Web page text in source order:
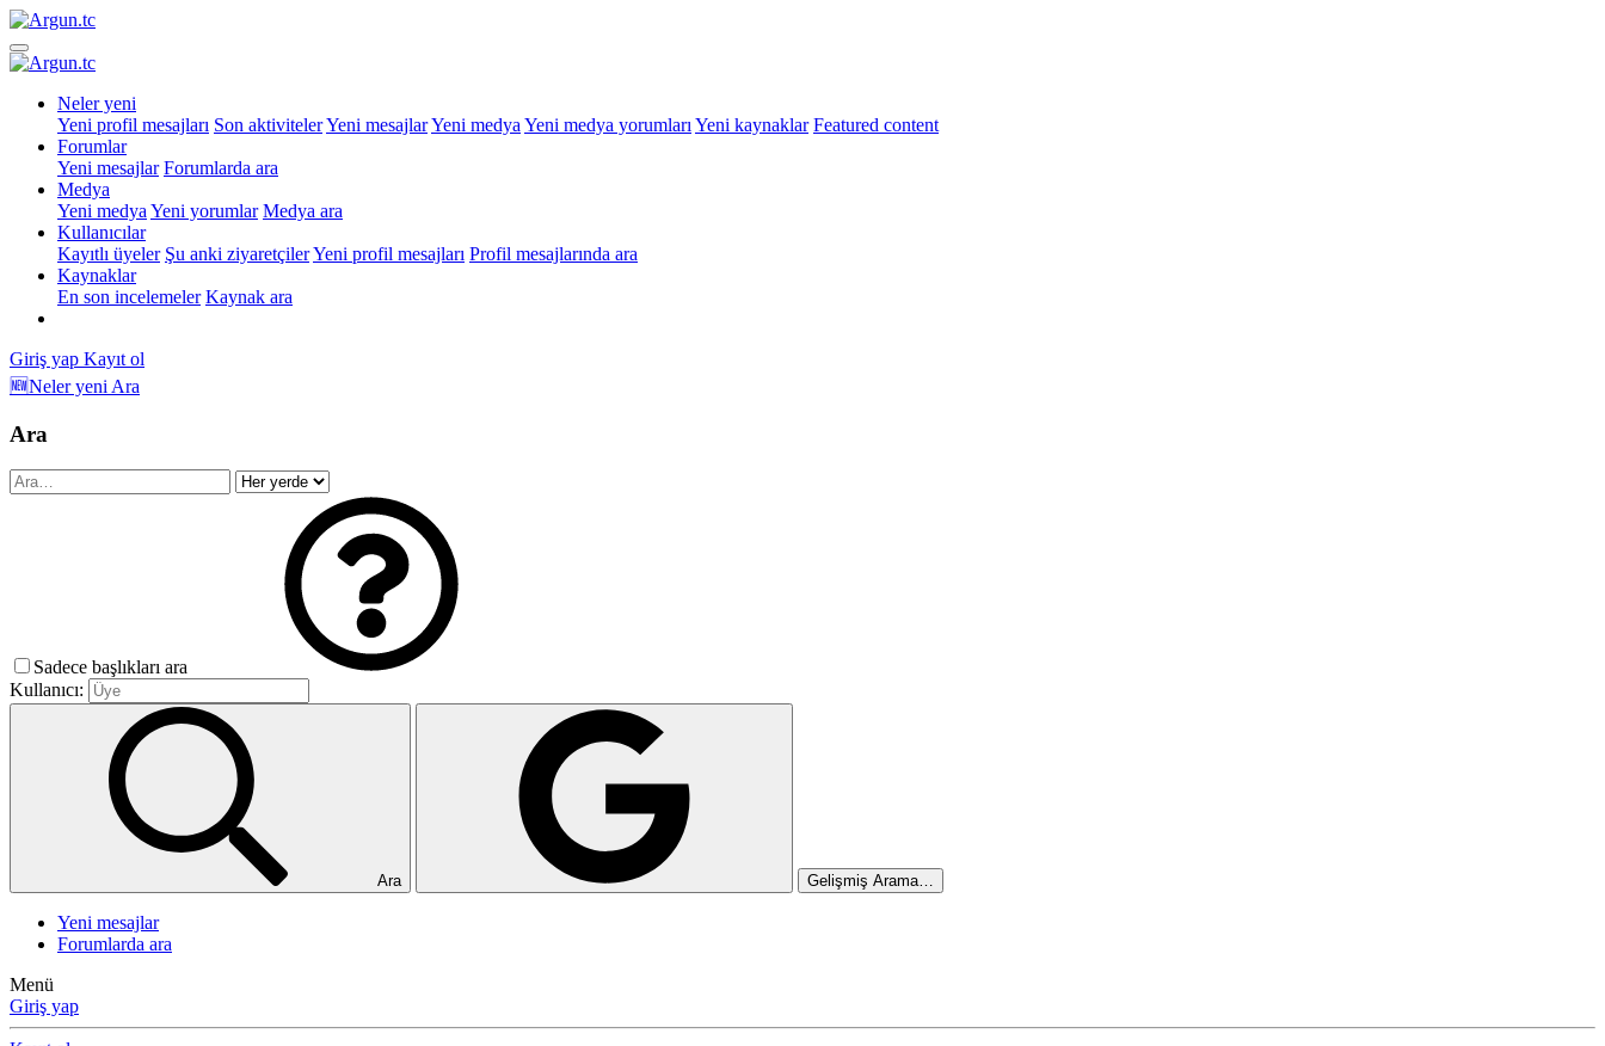
Neler yeni
Yeni profil mesajları Son aktivitelerYeni mesajlarYeni medya Yeni medya yorumları Yeni kaynaklar Featured content
Forumlar
Yeni mesajlar Forumlarda ara
Medya
Yeni medya Yeni yorumlar Medya ara
Kullanıcılar
Kayıtlı üyeler Şu anki ziyaretçilerYeni profil mesajları Profil mesajlarında ara
Kaynaklar
En son incelemeler Kaynak ara
Giriş yap Kayıt ol
🆕Neler yeni Ara
Ara
Sadece başlıkları ara
Kullanıcı:
Ara Gelişmiş Arama…
Yeni mesajlar
Forumlarda ara
Menü
Giriş yap